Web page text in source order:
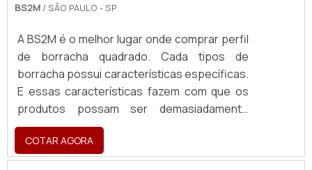
BS2M / SÃO PAULO - SP
A BS2M é o melhor lugar onde comprar perfil
de borracha quadrado. Cada tipos de
borracha possui características específicas.
E essas características fazem com que os
produtos possam ser demasiadamente
flexíveis na aplicação, sendo aplicável em um
grande número de
finalidades.CARACTERÍSTICAS DO
COTAR AGORA